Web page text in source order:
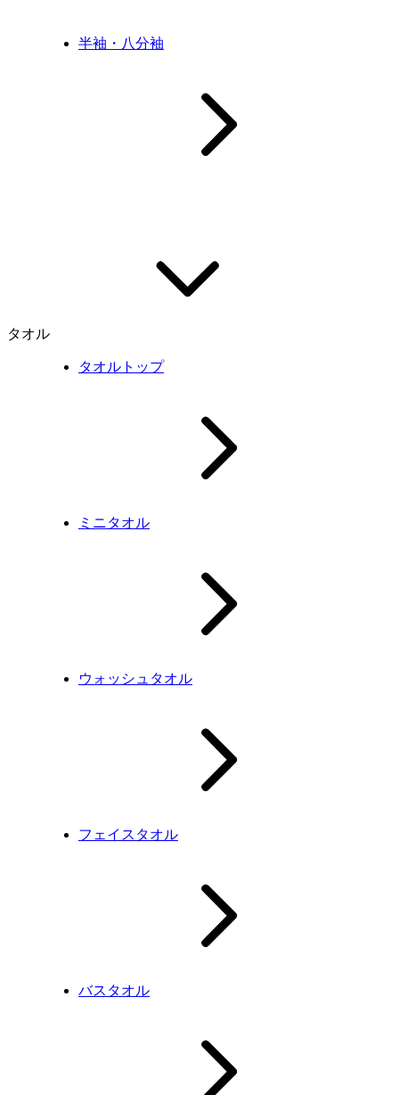
半袖・八分袖
タオル
タオルトップ
ミニタオル
ウォッシュタオル
フェイスタオル
バスタオル